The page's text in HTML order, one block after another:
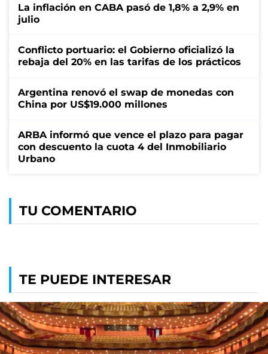
La inflación en CABA pasó de 1,8% a 2,9% en
julio
Conflicto portuario: el Gobierno oficializó la
rebaja del 20% en las tarifas de los prácticos
Argentina renovó el swap de monedas con
China por US$19.000 millones
ARBA informó que vence el plazo para pagar
con descuento la cuota 4 del Inmobiliario
Urbano
TU COMENTARIO
TE PUEDE INTERESAR